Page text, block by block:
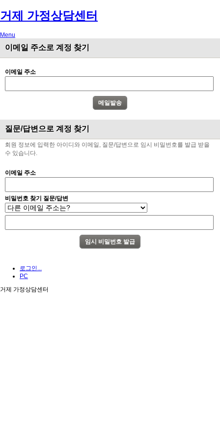
거제 가정상담센터
Menu
이메일 주소로 계정 찾기
이메일 주소
질문/답변으로 계정 찾기
회원 정보에 입력한 아이디와 이메일, 질문/답변으로 임시 비밀번호를 발급 받을
수 있습니다.
이메일 주소
비밀번호 찾기 질문/답변
로그인...
PC
거제 가정상담센터